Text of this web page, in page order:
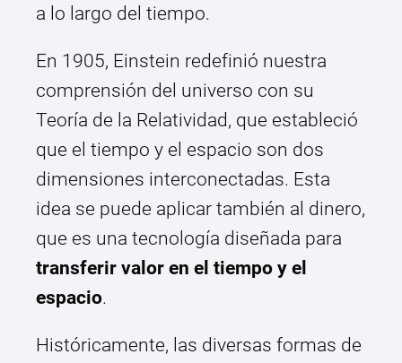
a lo largo del tiempo.
En 1905, Einstein redefinió nuestra
comprensión del universo con su
Teoría de la Relatividad, que estableció
que el tiempo y el espacio son dos
dimensiones interconectadas. Esta
idea se puede aplicar también al dinero,
que es una tecnología diseñada para
transferir valor en el tiempo y el
espacio.
Históricamente, las diversas formas de